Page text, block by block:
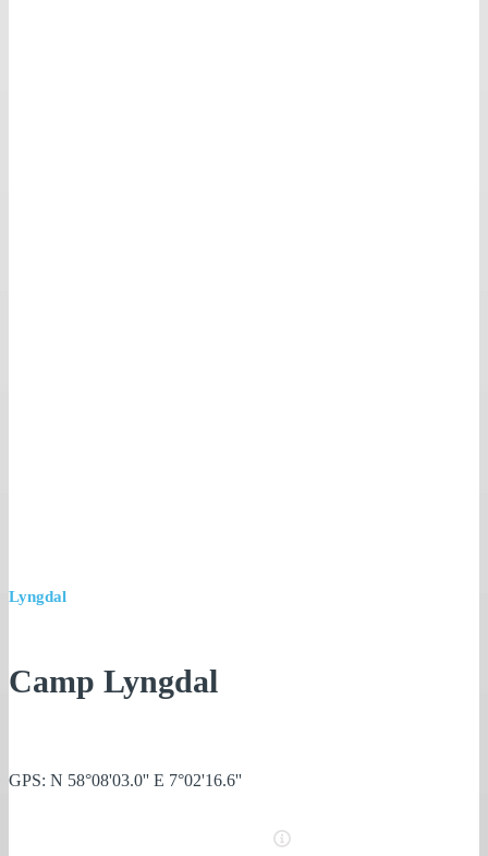
Lyngdal
Camp Lyngdal
GPS: N 58°08'03.0'' E 7°02'16.6''